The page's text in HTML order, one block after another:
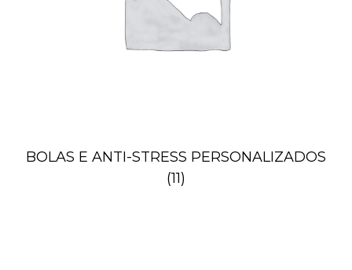
BOLAS E ANTI-STRESS PERSONALIZADOS
(11)